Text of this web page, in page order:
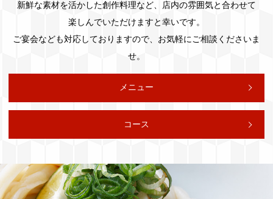
新鮮な素材を活かした創作料理など、 店内の雰囲気と合わせて
楽しんでいただけますと幸いです。
ご宴会なども対応しておりますので、 お気軽にご相談くださいま
せ。
メニュー
コース